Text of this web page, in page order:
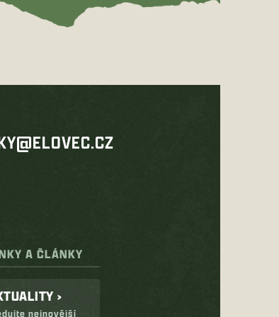
A ČLÁNKY
›
nejnovější